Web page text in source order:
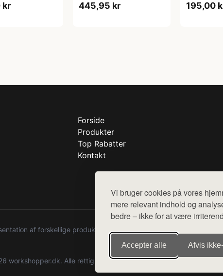
Vi bruger cookies på vores
mere relevant indhold og
bedre – ikke for at være
Accepter alle Afvis
kr 445,95 kr 195,00
Forside
Produkter
Top Rabatter
Kontakt
af forskellige produkter fra diverse webshops. Der sælges
workshopper.dk. Alle rettigheder forbeholdes.